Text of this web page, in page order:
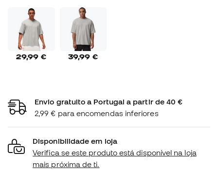
29,99 € 39,99 €
Envio gratuito a Portugal a partir de 40 €
2,99 € para encomendas inferiores
Disponibilidade em loja
Verifica se este produto está disponível na loja
mais próxima de ti.